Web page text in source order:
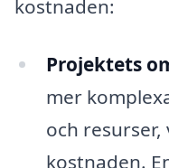
kostnaden:
Projektets
mer
och resurser,
kostnaden.